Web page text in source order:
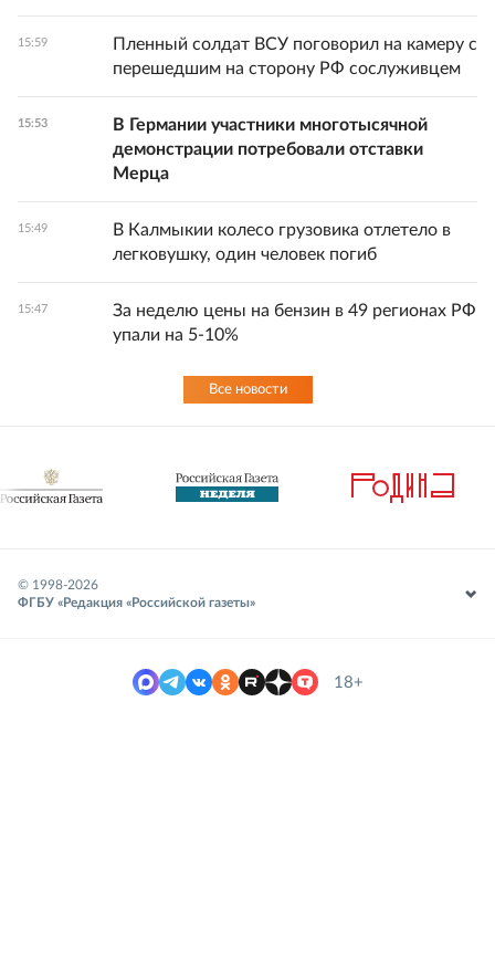
15:59
Пленный солдат ВСУ поговорил на камеру с
перешедшим на сторону РФ сослуживцем
15:53
В Германии участники многотысячной
демонстрации потребовали отставки
Мерца
15:49
В Калмыкии колесо грузовика отлетело в
легковушку, один человек погиб
15:47
За неделю цены на бензин в 49 регионах РФ
упали на 5-10%
Все новости
© 1998-2026
ФГБУ «Редакция «Российской газеты»
18+